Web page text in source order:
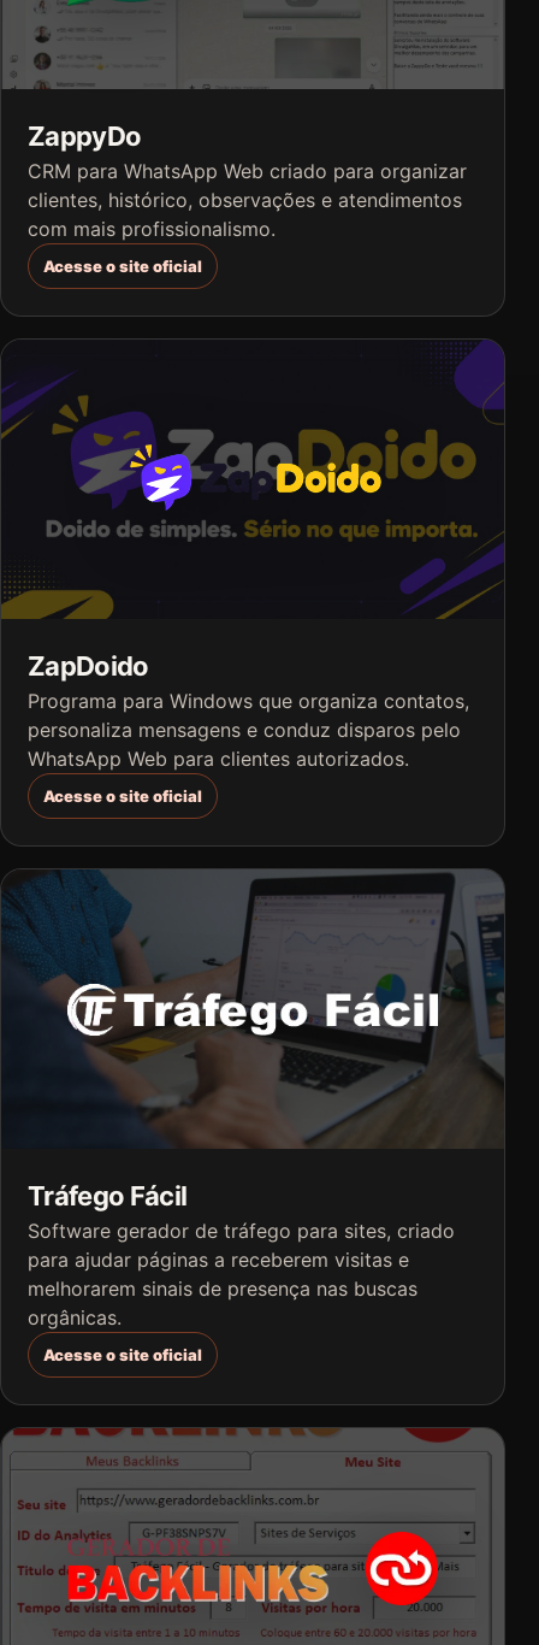
ZappyDo
CRM para WhatsApp Web criado para organizar
clientes, histórico, observações e atendimentos
com mais profissionalismo.
Acesse o site oficial
ZapDoido
Programa para Windows que organiza contatos,
personaliza mensagens e conduz disparos pelo
WhatsApp Web para clientes autorizados.
Acesse o site oficial
Tráfego Fácil
Software gerador de tráfego para sites, criado
para ajudar páginas a receberem visitas e
melhorarem sinais de presença nas buscas
orgânicas.
Acesse o site oficial